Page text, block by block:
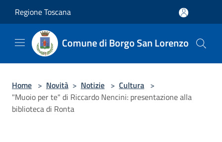
Regione Toscana
Comune di Borgo San Lorenzo
Home > Novità > Notizie > Cultura >
"Muoio per te" di Riccardo Nencini: presentazione alla
biblioteca di Ronta